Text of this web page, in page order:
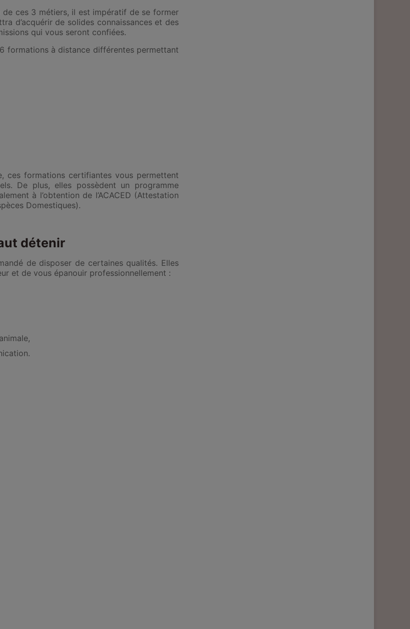
de ces 3 métiers, il est impératif de se former
d’acquérir de solides connaissances et des
qui vous seront confiées.
formations à distance différentes permettant
ces formations certifiantes vous permettent
De plus, elles possèdent un programme
à l’obtention de l’ACACED (Attestation
Domestiques).
détenir
de disposer de certaines qualités. Elles
et de vous épanouir professionnellement :